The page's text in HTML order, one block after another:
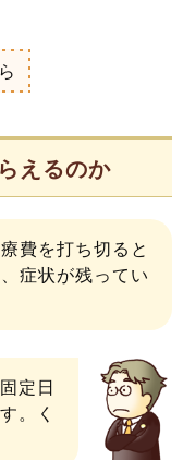
えるのか
費を打ち切ると
症状が残ってい
定日
。く